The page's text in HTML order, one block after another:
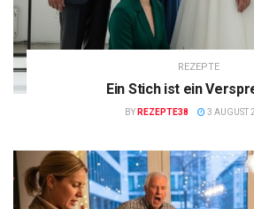
REZEPTE
Ein Stich ist ein
BY REZEPTE38 3 AUGUST